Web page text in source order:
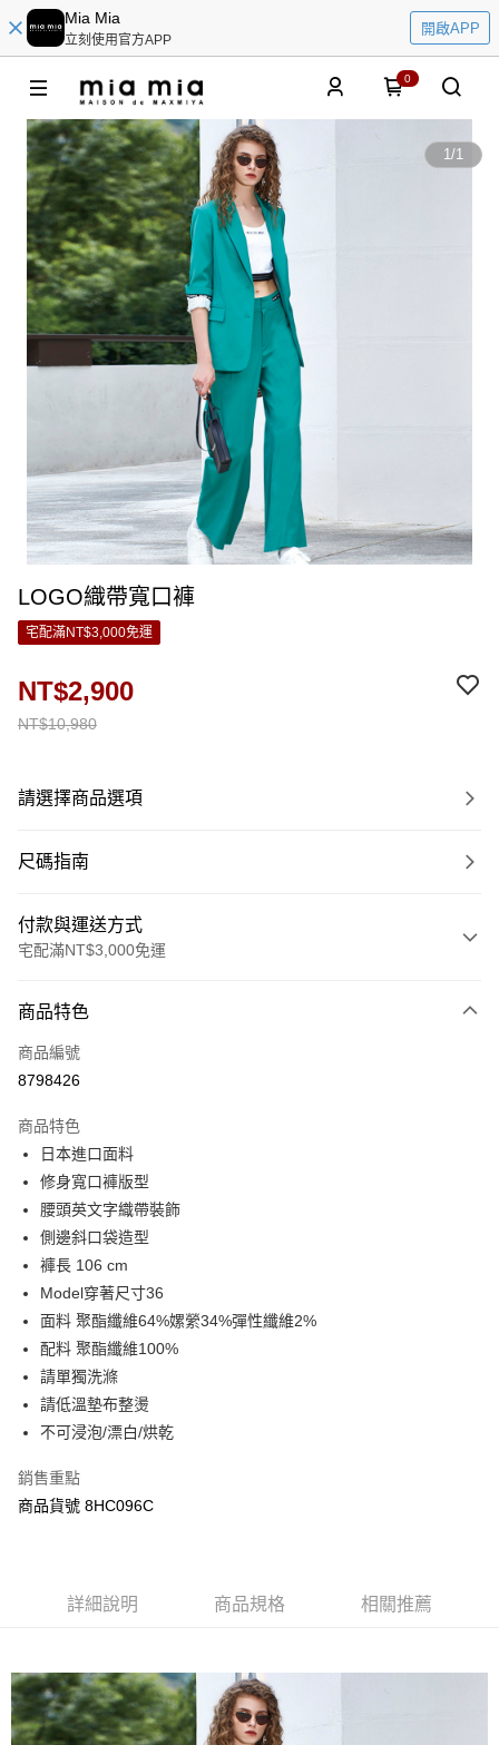
Mia Mia
立刻使用官方APP
開啟APP
0
1/1
LOGO織帶寬口褲
宅配滿NT$3,000免運
NT$10,980
NT$2,900
請選擇商品選項
尺碼指南
付款與運送方式
宅配滿NT$3,000免運
信用卡一次付款
LINE Pay
街口支付
悠遊付
Google Pay
全盈+PAY
AFTEE先享後付
相關說明
【關於「AFTEE先享後付」】
AFTEE先享後付是「在收到商品之後才付款」的支付方式。 讓您購物簡單
便利好安心！
１．簡單：不需註冊會員、不需綁卡、不需儲值。
【「AFTEE先享後付」結帳流程】
ATM／網路銀行／等多元方式進行付款，方視為交易完成。
※ 交易是否成功請以「AFTEE先享後付 」之結帳頁面顯示為準，若有關於
是否繳費成功／繳費後需取消欲退款等相關疑問，請聯繫「AFTEE先享後付
客戶支援中心」 https://netprotections.freshdesk.com/support/home
ATM付款
運送方式
宅配
每筆NT$120，滿NT$3,000(含以上)免運費
商品特色
商品編號
8798426
商品特色
日本進口面料
修身寬口褲版型
腰頭英文字織帶裝飾
側邊斜口袋造型
褲長 106 cm
Model穿著尺寸36
面料 聚酯纖維64%嫘縈34%彈性纖維2%
配料 聚酯纖維100%
請單獨洗滌
請低溫墊布整燙
不可浸泡/漂白/烘乾
銷售重點
商品貨號 8HC096C
詳細說明 商品規格 相關推薦